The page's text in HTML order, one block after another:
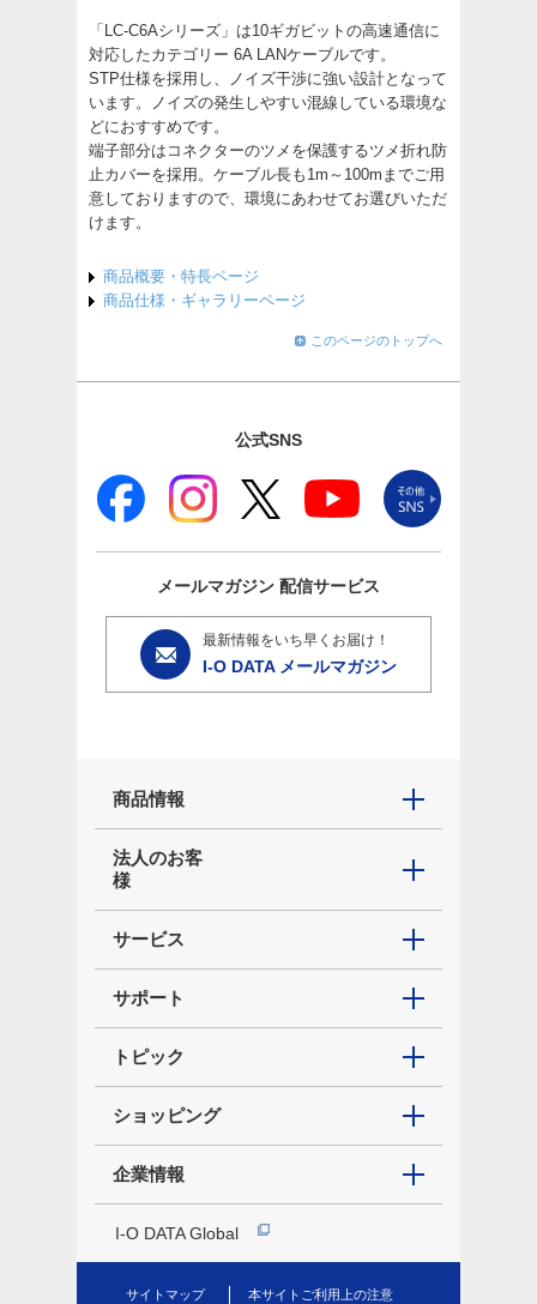
「LC-C6Aシリーズ」は10ギガビットの高速通信に
対応したカテゴリー 6A LANケーブルです。
STP仕様を採用し、ノイズ干渉に強い設計となって
います。ノイズの発生しやすい混線している環境な
どにおすすめです。
端子部分はコネクターのツメを保護するツメ折れ防
止カバーを採用。ケーブル長も1m～100mまでご用
意しておりますので、環境にあわせてお選びいただ
けます。
商品概要・特長ページ
商品仕様・ギャラリーページ
このページのトップへ
公式SNS
メールマガジン 配信サービス
最新情報をいち早くお届け！
I-O DATA メールマガジン
商品情報
法人のお客
様
サービス
サポート
トピック
ショッピング
企業情報
I-O DATA Global
サイトマップ 本サイトご利用上の注意